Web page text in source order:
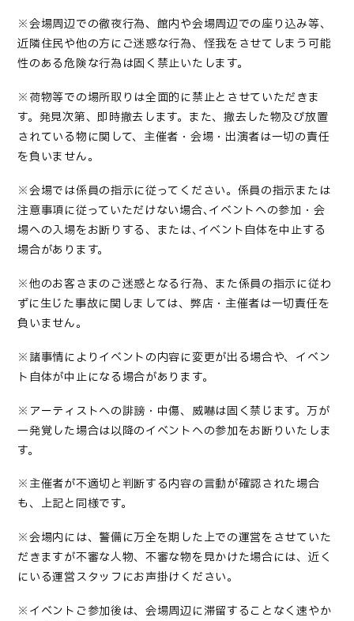
※会場周辺での徹夜行為、館内や会場周辺での座り込み等、
近隣住民や他の方にご迷惑な行為、怪我をさせてしまう可能
性のある危険な行為は固く禁止いたします。
※荷物等での場所取りは全面的に禁止とさせていただきま
す。発見次第、即時撤去します。また、撤去した物及び放置
されている物に関して、主催者・会場・出演者は一切の責任
を負いません。
※会場では係員の指示に従ってください。係員の指示または
注意事項に従っていただけない場合､イベントへの参加・会
場への入場をお断りする、または､イベント自体を中止する
場合があります。
※他のお客さまのご迷惑となる行為、また係員の指示に従わ
ずに生じた事故に関しましては、弊店・主催者は一切責任を
負いません。
※諸事情によりイベントの内容に変更が出る場合や、イベン
ト自体が中止になる場合があります。
※アーティストへの誹謗・中傷、威嚇は固く禁じます。万が
一発覚した場合は以降のイベントへの参加をお断りいたしま
す。
※主催者が不適切と判断する内容の言動が確認された場合
も、上記と同様です。
※会場内には、警備に万全を期した上での運営をさせていた
だきますが不審な人物、不審な物を見かけた場合には、近く
にいる運営スタッフにお声掛けください。
※イベントご参加後は、会場周辺に滞留することなく速やか